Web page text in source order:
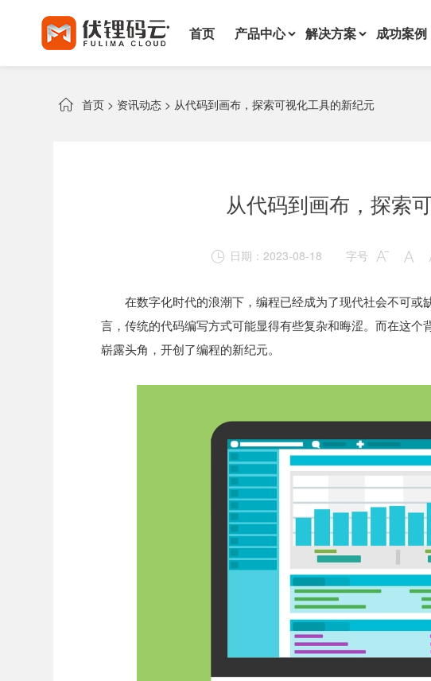
首页 产品中心 解决方案 成功案例
 首页 > 资讯动态 > 从代码到画布，探索可视化工具的新纪元
从代码到画布，探索
 日期：2023-08-18 字号  
在数字化时代的浪潮下，编程已经成为了现代社会不可
言，传统的代码编写方式可能显得有些复杂和晦涩。而在这个
崭露头角，开创了编程的新纪元。